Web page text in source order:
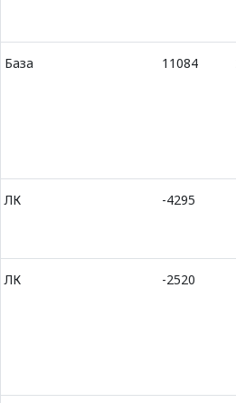
База 11084
ЛК -4295
ЛК -2520